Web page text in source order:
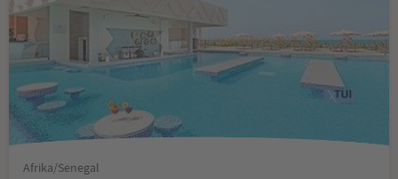
Afrika/Senegal